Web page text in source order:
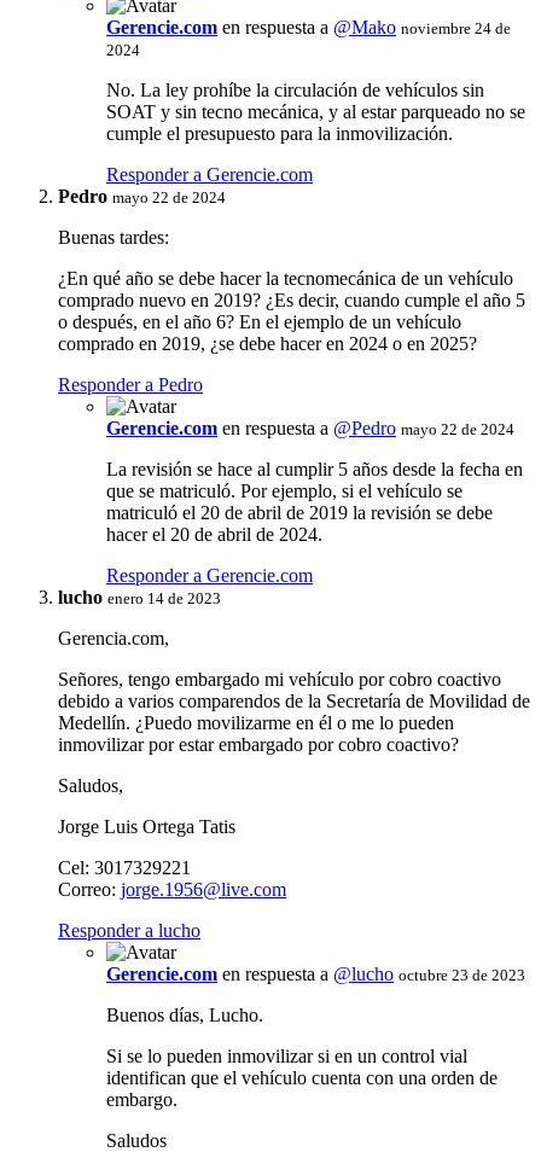
Gerencie.com en respuesta a @Mako noviembre 24 de
2024
No. La ley prohíbe la circulación de vehículos sin
SOAT y sin tecno mecánica, y al estar parqueado no se
cumple el presupuesto para la inmovilización.
Responder a Gerencie.com
Pedro mayo 22 de 2024
Buenas tardes:
¿En qué año se debe hacer la tecnomecánica de un vehículo
comprado nuevo en 2019? ¿Es decir, cuando cumple el año 5
o después, en el año 6? En el ejemplo de un vehículo
comprado en 2019, ¿se debe hacer en 2024 o en 2025?
Responder a Pedro
Gerencie.com en respuesta a @Pedro mayo 22 de 2024
La revisión se hace al cumplir 5 años desde la fecha en
que se matriculó. Por ejemplo, si el vehículo se
matriculó el 20 de abril de 2019 la revisión se debe
hacer el 20 de abril de 2024.
Responder a Gerencie.com
lucho enero 14 de 2023
Gerencia.com,
Señores, tengo embargado mi vehículo por cobro coactivo
debido a varios comparendos de la Secretaría de Movilidad de
Medellín. ¿Puedo movilizarme en él o me lo pueden
inmovilizar por estar embargado por cobro coactivo?
Saludos,
Jorge Luis Ortega Tatis
Cel: 3017329221
Correo: jorge.1956@live.com
Responder a lucho
Gerencie.com en respuesta a @lucho octubre 23 de 2023
Buenos días, Lucho.
Si se lo pueden inmovilizar si en un control vial
identifican que el vehículo cuenta con una orden de
embargo.
Saludos